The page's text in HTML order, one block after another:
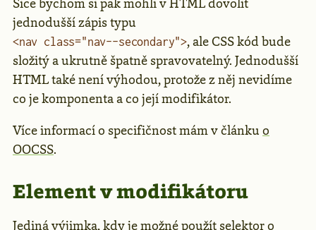
Sice bychom si pak mohli v HTML dovolit
jednodušší zápis typu
<nav class="nav--secondary">, ale CSS kód bude
složitý a ukrutně špatně spravovatelný. Jednodušší
HTML také není výhodou, protože z něj nevidíme
co je komponenta a co její modifikátor.
Více informací o specifičnost mám v článku o
OOCSS.
Element v modifikátoru
Jediná výjimka, kdy je možné použít selektor o